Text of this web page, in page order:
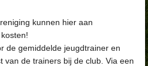
kunnen hier aan
de gemiddelde jeugdtrainer en
van de trainers bij de club. Via een